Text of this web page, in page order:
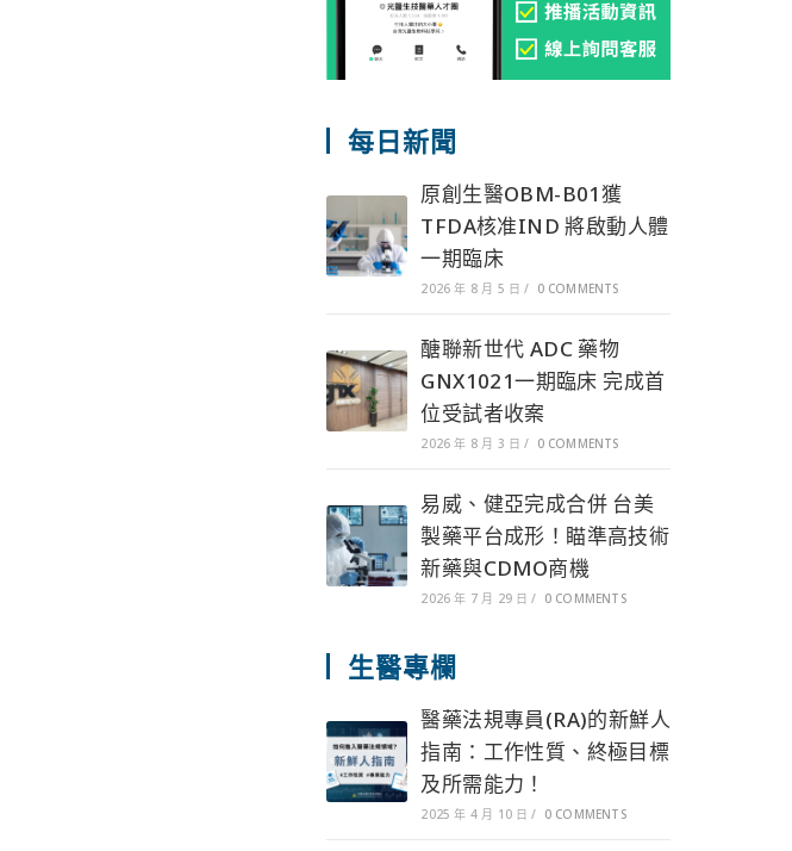
每日新聞
原創生醫OBM-B01獲
TFDA核准IND 將啟動人體
一期臨床
2026 年 8 月 5 日 / 0 COMMENTS
醣聯新世代 ADC 藥物
GNX1021一期臨床 完成首
位受試者收案
2026 年 8 月 3 日 / 0 COMMENTS
易威、健亞完成合併 台美
製藥平台成形！瞄準高技術
新藥與CDMO商機
2026 年 7 月 29 日 / 0 COMMENTS
生醫專欄
醫藥法規專員(RA)的新鮮人
指南：工作性質、終極目標
及所需能力！
2025 年 4 月 10 日 / 0 COMMENTS